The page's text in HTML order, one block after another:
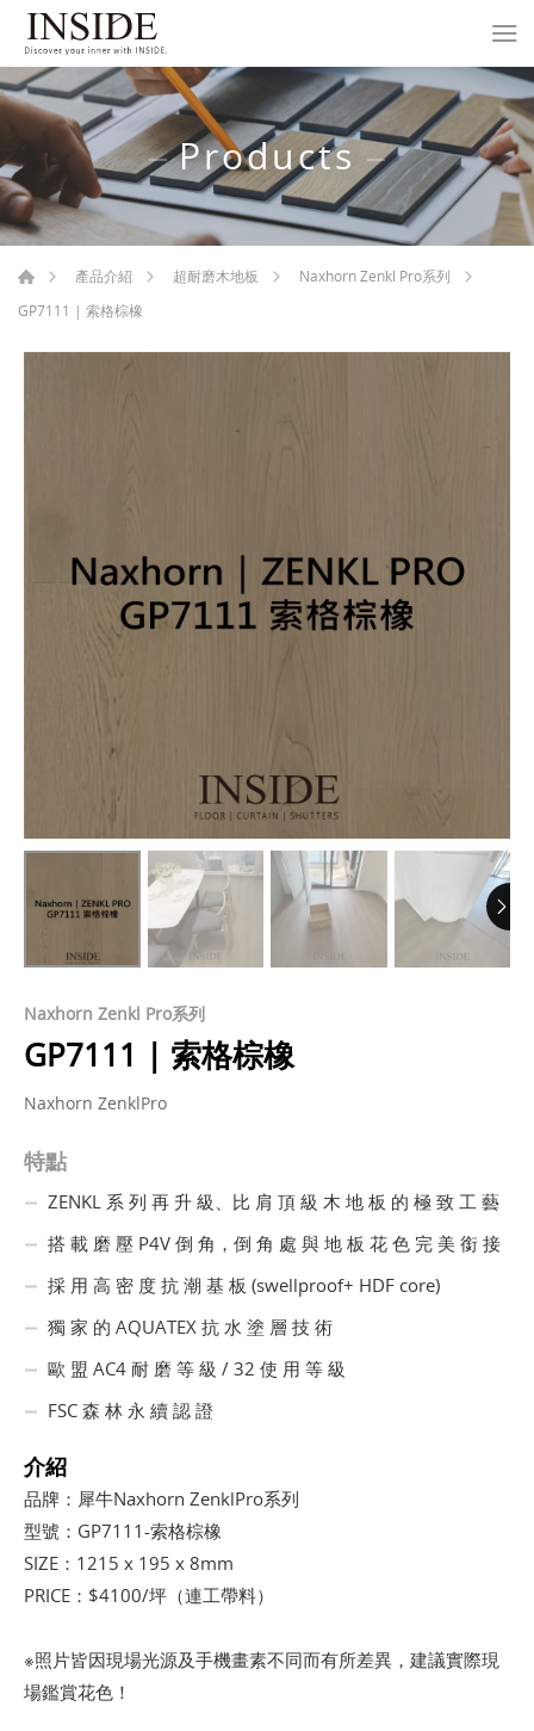
Products
產品介紹 超耐磨木地板
Naxhorn Zenkl Pro系列
GP7111 | 索格棕橡
Naxhorn Zenkl Pro系列
GP7111 | 索格棕橡
Naxhorn ZenklPro
特點
ZENKL 系 列 再 升 級、比 肩 頂 級 木 地 板 的 極 致 工 藝
搭 載 磨 壓 P4V 倒 角，倒 角 處 與 地 板 花 色 完 美 銜 接
採 用 高 密 度 抗 潮 基 板 (swellproof+ HDF core)
獨 家 的 AQUATEX 抗 水 塗 層 技 術
歐 盟 AC4 耐 磨 等 級 / 32 使 用 等 級
FSC 森 林 永 續 認 證
介紹
品牌：犀牛Naxhorn ZenklPro系列
型號：GP7111-索格棕橡
SIZE：1215 x 195 x 8mm
PRICE：$4100/坪（連工帶料）
※照片皆因現場光源及手機畫素不同而有所差異，建議實際現
場鑑賞花色！